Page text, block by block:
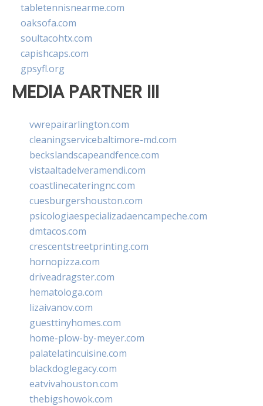
tabletennisnearme.com
oaksofa.com
soultacohtx.com
capishcaps.com
gpsyfl.org
MEDIA PARTNER III
vwrepairarlington.com
cleaningservicebaltimore-md.com
beckslandscapeandfence.com
vistaaltadelveramendi.com
coastlinecateringnc.com
cuesburgershouston.com
psicologiaespecializadaencampeche.com
dmtacos.com
crescentstreetprinting.com
hornopizza.com
driveadragster.com
hematologa.com
lizaivanov.com
guesttinyhomes.com
home-plow-by-meyer.com
palatelatincuisine.com
blackdoglegacy.com
eatvivahouston.com
thebigshowok.com